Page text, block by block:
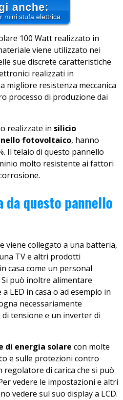
anche:
mini stufa elettrica
100 Watt realizzato in
viene utilizzato nei
sue discrete caratteristiche
realizzati in
migliore resistenza meccanica
processo di produzione dai
realizzate in silicio
fotovoltaico, hanno
Il telaio di questo pannello
molto resistente ai fattori
da questo pannello
viene collegato a una batteria,
TV e altri prodotti
casa come un personal
può inoltre alimentare
a LED in casa o ad esempio in
necessariamente
tensione e un inverter di
di energia solare con molte
e sulle protezioni contro
di carica che si può
vedere le impostazioni e altri
vedere sul suo display a LCD.